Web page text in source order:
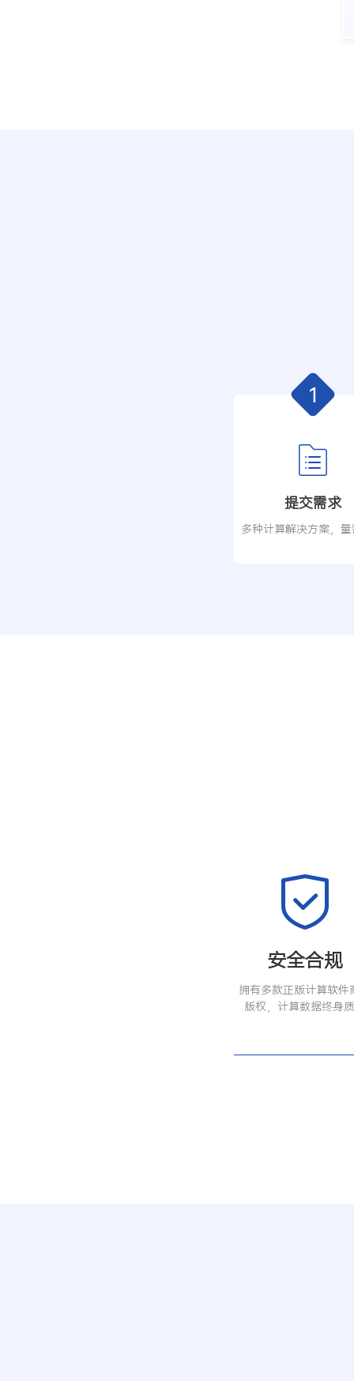
提交需求
多种计算解决方案，
安全合规
拥有多款正版计算软件
版权，计算数据终身